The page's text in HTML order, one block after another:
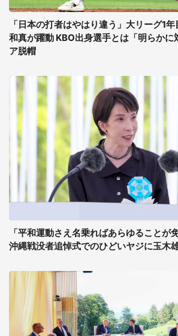
「日本の打者はやはり違う」大リーグ1
和真が躍動 KBO出身選手とは「明らかに
ア脱帽
「平和運動さえ名乗ればあらゆることが
沖縄戦没者追悼式でのひどいヤジに玉木